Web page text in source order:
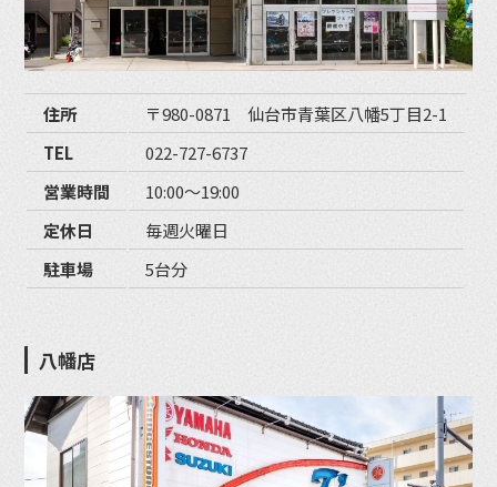
住所
〒980-0871 仙台市青葉区八幡5丁目2-1
TEL
022-727-6737
営業時間
10:00〜19:00
定休日
毎週火曜日
駐車場
5台分
八幡店